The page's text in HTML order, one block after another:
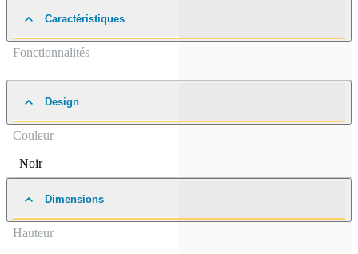
Caractéristiques
Fonctionnalités
Design
Couleur
Noir
Dimensions
Hauteur